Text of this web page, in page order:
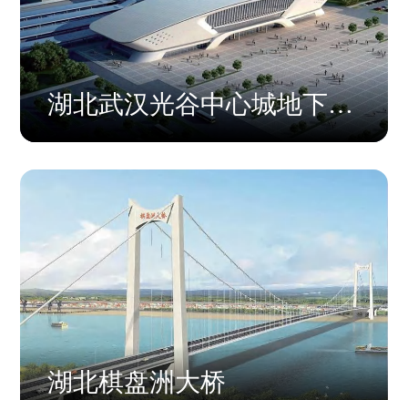
湖北武汉光谷中心城地下空
间
湖北棋盘洲大桥